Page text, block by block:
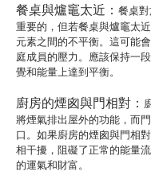
餐桌與爐竈太近： 餐桌
重要的，但若餐桌與爐竈太
元素之間的不平衡。這可能
庭成員的壓力。應該保持一
覺和能量上達到平衡。
廚房的煙囪與門相對：
將煙氣排出屋外的功能，而
口。如果廚房的煙囪與門相
相干擾，阻礙了正常的能量
的運氣和財富。